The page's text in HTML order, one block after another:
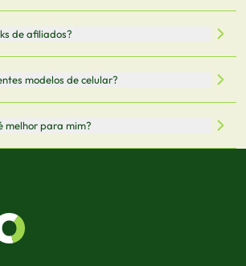
sua compra.
de cada modelo.
de afiliados?
adicional para você.
modelos de celular?
até 3 celulares para comparar
melhor para mim?
são essenciais. Use nossos filtros
ideal.